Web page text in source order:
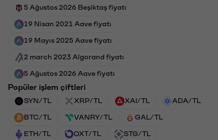
5 Ağustos 2026 Beşiktaş fiyatı
19 Nisan 2021 Aave fiyatı
19 Mayıs 2025 Aave fiyatı
2 march 2023 Algorand fiyatı
5 Ağustos 2026 Aave fiyatı
Popüler işlem çiftleri
SYN/TL XRP/TL XAI/TL ADA/TL
BTC/TL VANRY/TL GAL/TL
ETH/TL OXT/TL STG/TL